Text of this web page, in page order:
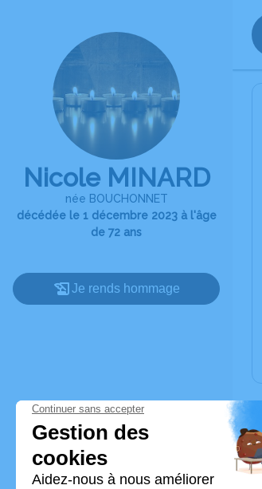
Nicole MINARD
née BOUCHONNET
décédée le 1 décembre 2023 à l'âge
de 72 ans
Je rends hommage